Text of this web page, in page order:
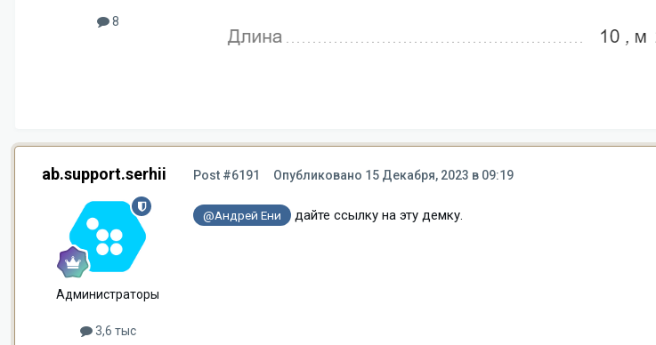
8
ab.support.serhii
Администраторы
3,6 тыс
Post #6191 Опубликовано 15 Декабря, 2023 в 09:19
@Андрей Ени дайте ссылку на эту демку.